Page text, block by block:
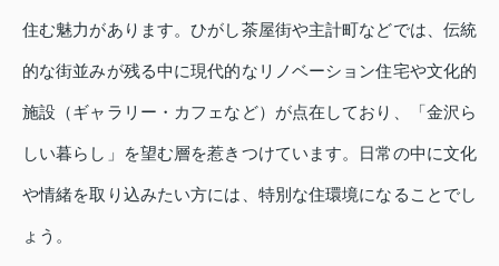
住む魅力があります。ひがし茶屋街や主計町などでは、伝統
的な街並みが残る中に現代的なリノベーション住宅や文化的
施設（ギャラリー・カフェなど）が点在しており、「金沢ら
しい暮らし」を望む層を惹きつけています。日常の中に文化
や情緒を取り込みたい方には、特別な住環境になることでし
ょう。